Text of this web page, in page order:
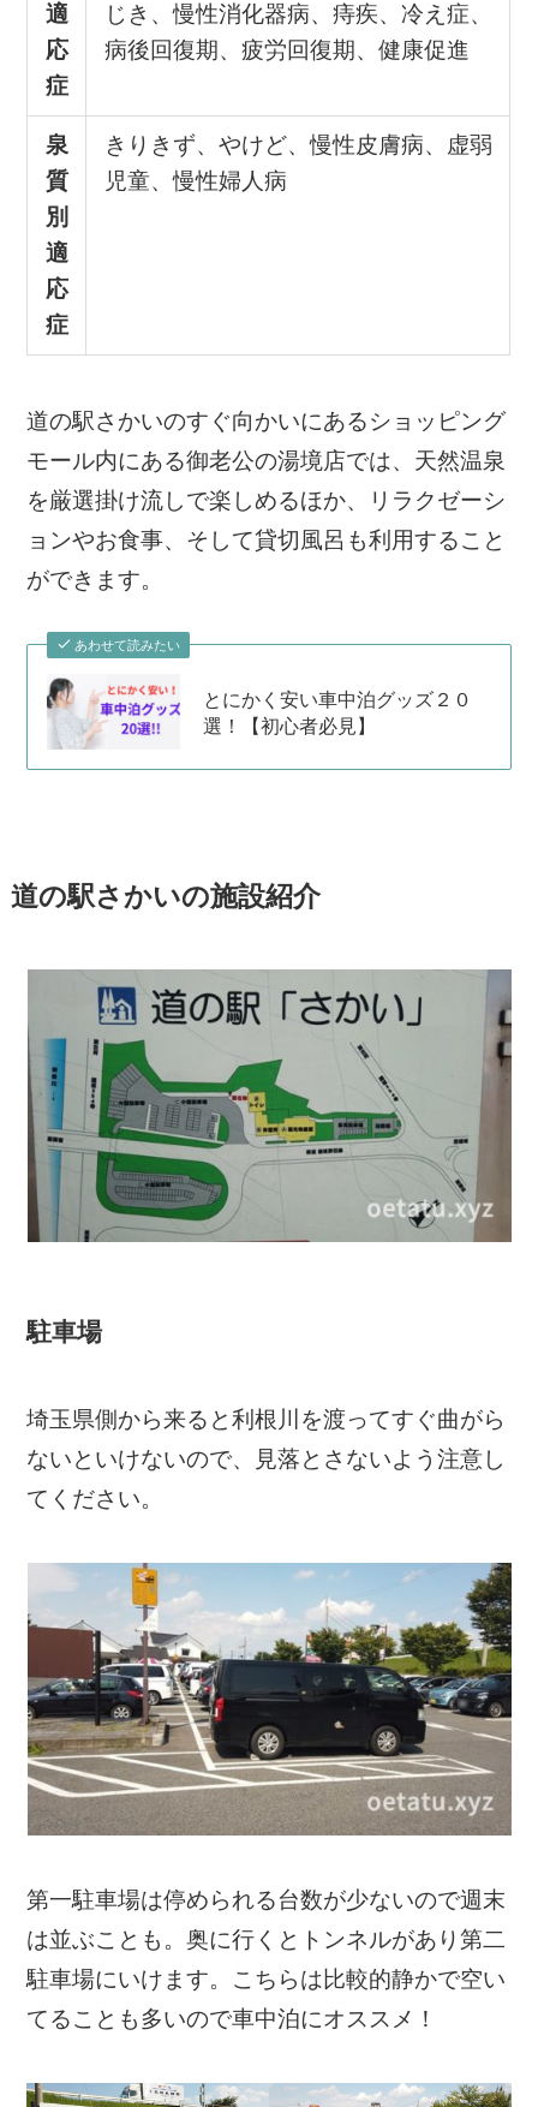
適
応
症
じき、慢性消化器病、痔疾、冷え症、
病後回復期、疲労回復期、健康促進
泉
質
別
適
応
症
きりきず、やけど、慢性皮膚病、虚弱
児童、慢性婦人病
道の駅さかいのすぐ向かいにあるショッピング
モール内にある御老公の湯境店では、天然温泉
を厳選掛け流しで楽しめるほか、リラクゼーシ
ョンやお食事、そして貸切風呂も利用すること
ができます。
あわせて読みたい
とにかく安い車中泊グッズ２０
選！【初心者必見】
道の駅さかいの施設紹介
駐車場
埼玉県側から来ると利根川を渡ってすぐ曲がら
ないといけないので、見落とさないよう注意し
てください。
第一駐車場は停められる台数が少ないので週末
は並ぶことも。奥に行くとトンネルがあり第二
駐車場にいけます。こちらは比較的静かで空い
てることも多いので車中泊にオススメ！